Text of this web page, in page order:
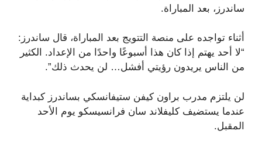
ساندرز، بعد المباراة.
أثناء تواجده على منصة التتويج بعد المباراة، قال ساندرز:
“لا أحد يهتم إذا كان هذا أسبوعًا واحدًا من الإعداد. الكثير
من الناس يريدون رؤيتي أفشل… لن يحدث ذلك”.
لن يلتزم مدرب براون كيفن ستيفانسكي بساندرز كبداية
عندما يستضيف كليفلاند سان فرانسيسكو يوم الأحد
المقبل.